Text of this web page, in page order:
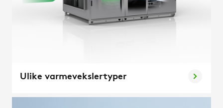
Ulike varmevekslertyper